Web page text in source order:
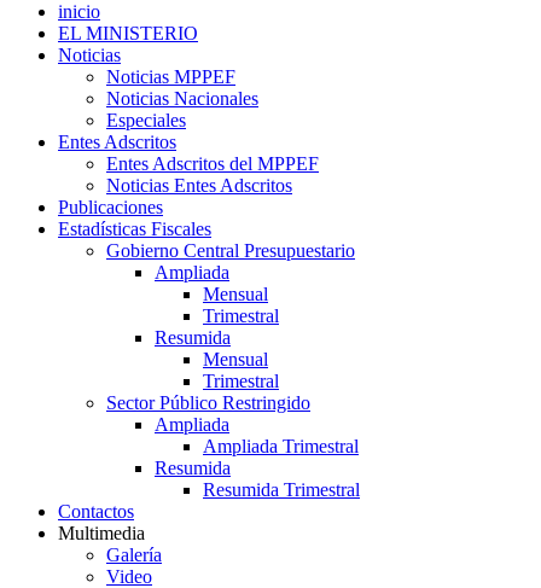
inicio
EL MINISTERIO
Noticias
Noticias MPPEF
Noticias Nacionales
Especiales
Entes Adscritos
Entes Adscritos del MPPEF
Noticias Entes Adscritos
Publicaciones
Estadísticas Fiscales
Gobierno Central Presupuestario
Ampliada
Mensual
Trimestral
Resumida
Mensual
Trimestral
Sector Público Restringido
Ampliada
Ampliada Trimestral
Resumida
Resumida Trimestral
Contactos
Multimedia
Galería
Video